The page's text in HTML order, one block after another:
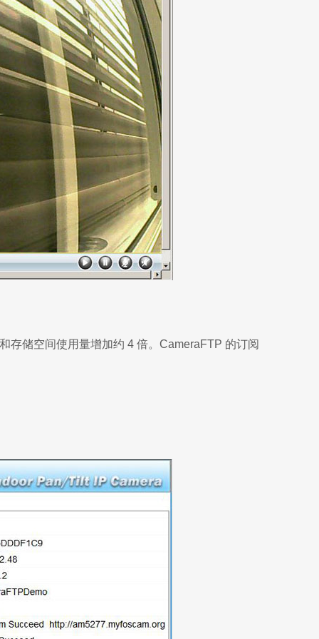
存储空间使用量增加约 4 倍。CameraFTP 的订阅